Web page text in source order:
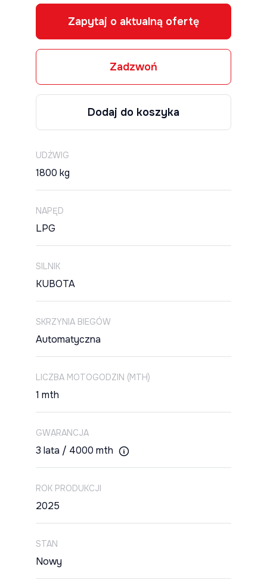
Zapytaj o aktualną ofertę
Zadzwoń
Dodaj do koszyka
UDŹWIG
1800 kg
NAPĘD
LPG
SILNIK
KUBOTA
SKRZYNIA BIEGÓW
Automatyczna
LICZBA MOTOGODZIN (MTH)
1 mth
GWARANCJA
3 lata / 4000 mth
ROK PRODUKCJI
2025
STAN
Nowy